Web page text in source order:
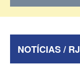
NOTÍCIAS / RJ